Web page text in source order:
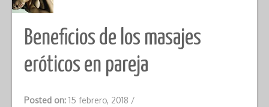
Beneficios de los masajes
eróticos en pareja
Posted on: 15 febrero, 2018 /